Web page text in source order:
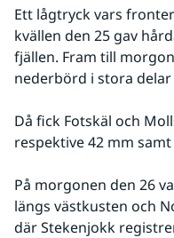
Ett lågtryck vars
kvällen den 25 gav
fjällen. Fram till
nederbörd i stora delar
Då fick Fotskäl och
respektive 42 mm
På morgonen den 26
längs västkusten och
där Stekenjokk